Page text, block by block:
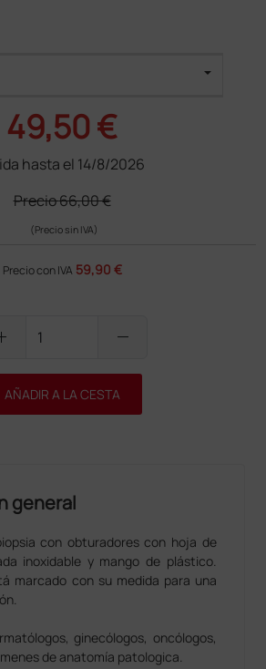
49,50 €
hasta el 14/8/2026
Precio66,00 €
(Precio sin IVA)
Precio con IVA 59,90 €
remove
AÑADIR A LA CESTA
general
con obturadores con hoja de
inoxidable y mango de plástico.
marcado con su medida para una
ginecólogos, oncólogos,
de anatomía patologica.